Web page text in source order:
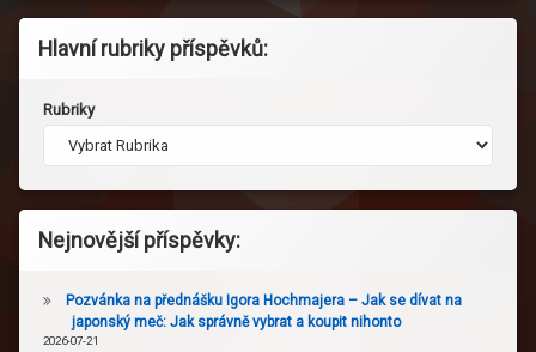
Hlavní rubriky příspěvků:
Rubriky
Nejnovější příspěvky:
Pozvánka na přednášku Igora Hochmajera – Jak se dívat na
japonský meč: Jak správně vybrat a koupit nihonto
2026-07-21